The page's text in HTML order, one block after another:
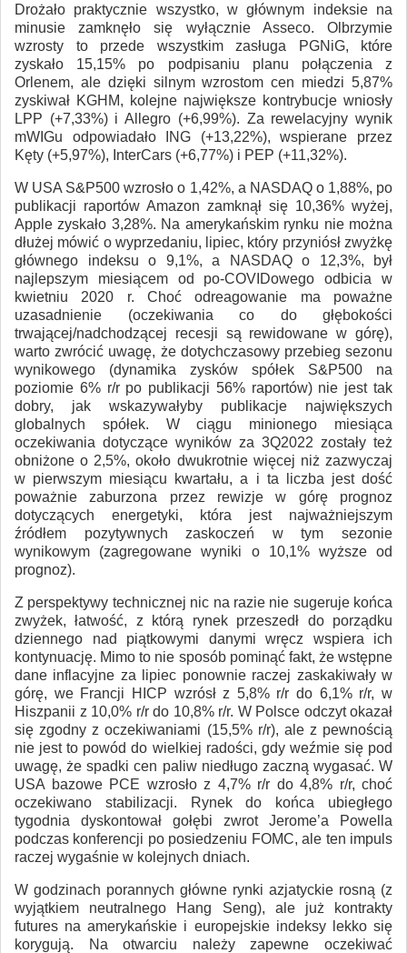
Drożało praktycznie wszystko, w głównym indeksie na
minusie zamknęło się wyłącznie Asseco. Olbrzymie
wzrosty to przede wszystkim zasługa PGNiG, które
zyskało 15,15% po podpisaniu planu połączenia z
Orlenem, ale dzięki silnym wzrostom cen miedzi 5,87%
zyskiwał KGHM, kolejne największe kontrybucje wniosły
LPP (+7,33%) i Allegro (+6,99%). Za rewelacyjny wynik
mWIGu odpowiadało ING (+13,22%), wspierane przez
Kęty (+5,97%), InterCars (+6,77%) i PEP (+11,32%).
W USA S&P500 wzrosło o 1,42%, a NASDAQ o 1,88%, po
publikacji raportów Amazon zamknął się 10,36% wyżej,
Apple zyskało 3,28%. Na amerykańskim rynku nie można
dłużej mówić o wyprzedaniu, lipiec, który przyniósł zwyżkę
głównego indeksu o 9,1%, a NASDAQ o 12,3%, był
najlepszym miesiącem od po-COVIDowego odbicia w
kwietniu 2020 r. Choć odreagowanie ma poważne
uzasadnienie (oczekiwania co do głębokości
trwającej/nadchodzącej recesji są rewidowane w górę),
warto zwrócić uwagę, że dotychczasowy przebieg sezonu
wynikowego (dynamika zysków spółek S&P500 na
poziomie 6% r/r po publikacji 56% raportów) nie jest tak
dobry, jak wskazywałyby publikacje największych
globalnych spółek. W ciągu minionego miesiąca
oczekiwania dotyczące wyników za 3Q2022 zostały też
obniżone o 2,5%, około dwukrotnie więcej niż zazwyczaj
w pierwszym miesiącu kwartału, a i ta liczba jest dość
poważnie zaburzona przez rewizje w górę prognoz
dotyczących energetyki, która jest najważniejszym
źródłem pozytywnych zaskoczeń w tym sezonie
wynikowym (zagregowane wyniki o 10,1% wyższe od
prognoz).
Z perspektywy technicznej nic na razie nie sugeruje końca
zwyżek, łatwość, z którą rynek przeszedł do porządku
dziennego nad piątkowymi danymi wręcz wspiera ich
kontynuację. Mimo to nie sposób pominąć fakt, że wstępne
dane inflacyjne za lipiec ponownie raczej zaskakiwały w
górę, we Francji HICP wzrósł z 5,8% r/r do 6,1% r/r, w
Hiszpanii z 10,0% r/r do 10,8% r/r. W Polsce odczyt okazał
się zgodny z oczekiwaniami (15,5% r/r), ale z pewnością
nie jest to powód do wielkiej radości, gdy weźmie się pod
uwagę, że spadki cen paliw niedługo zaczną wygasać. W
USA bazowe PCE wzrosło z 4,7% r/r do 4,8% r/r, choć
oczekiwano stabilizacji. Rynek do końca ubiegłego
tygodnia dyskontował gołębi zwrot Jerome’a Powella
podczas konferencji po posiedzeniu FOMC, ale ten impuls
raczej wygaśnie w kolejnych dniach.
W godzinach porannych główne rynki azjatyckie rosną (z
wyjątkiem neutralnego Hang Seng), ale już kontrakty
futures na amerykańskie i europejskie indeksy lekko się
korygują. Na otwarciu należy zapewne oczekiwać